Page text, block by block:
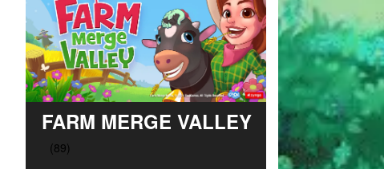
FARM MERGE VALLEY